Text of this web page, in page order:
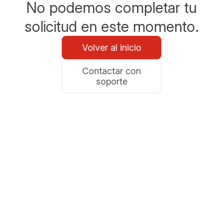
No podemos completar tu
solicitud en este momento.
Volver al inicio
Contactar con
soporte